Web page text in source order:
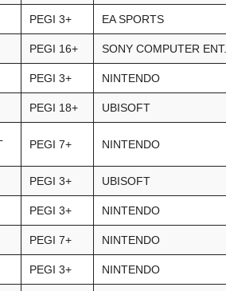
PEGI 3+ EA SPORTS
PEGI 16+ SONY COMPUTER ENT.
PEGI 3+ NINTENDO
PEGI 18+ UBISOFT
PEGI 7+ NINTENDO
PEGI 3+ UBISOFT
PEGI 3+ NINTENDO
PEGI 7+ NINTENDO
PEGI 3+ NINTENDO